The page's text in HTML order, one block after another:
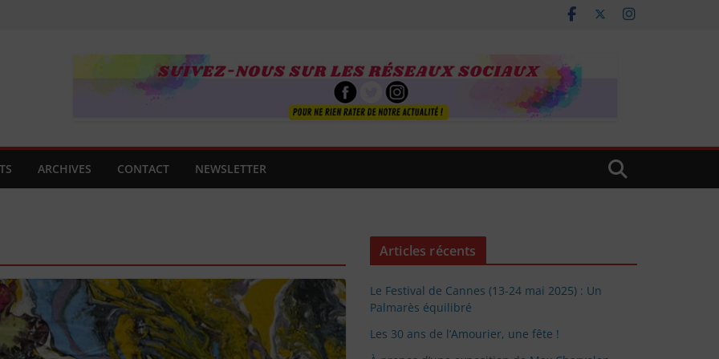
ARCHIVES CONTACT NEWSLETTER
Articles récents
Le Festival de Cannes (13-24 mai 2025) : Un
Palmarès équilibré
Les 30 ans de l’Amourier, une fête !